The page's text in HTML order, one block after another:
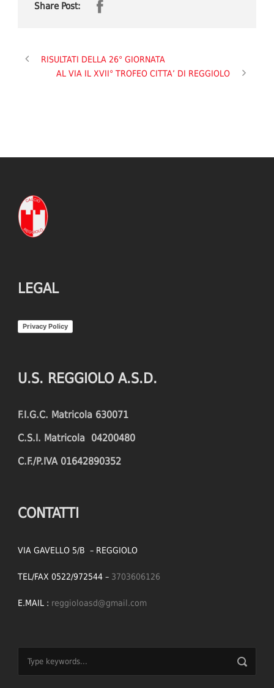
Share Post:
RISULTATI DELLA 26° GIORNATA
AL VIA IL XVII° TROFEO CITTA’ DI REGGIOLO
LEGAL
Privacy Policy
U.S. REGGIOLO A.S.D.
F.I.G.C. Matricola 630071
C.S.I. Matricola 04200480
C.F./P.IVA 01642890352
CONTATTI
VIA GAVELLO 5/B – REGGIOLO
TEL/FAX 0522/972544 – 3703606126
E.MAIL : reggioloasd@gmail.com